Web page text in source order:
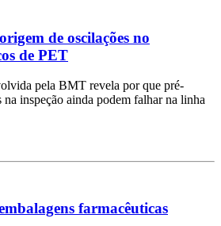
de oscilações no
de PET
pela BMT revela por que pré-
inspeção ainda podem falhar na linha
farmacêuticas